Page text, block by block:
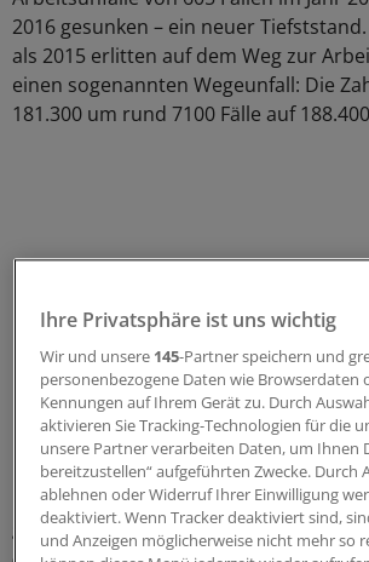
2016 gesunken – ein neuer
als 2015 erlitten auf dem Weg zur
einen sogenannten Wegeunfall: Die
181.300 um rund 7100 Fälle auf
Die Zahl der tödlichen Wegeunfälle sei
gesunken. Mit 316 seien es 37 weniger
Ihre Privatsphäre ist uns wichtig
Wir und unsere 145-Partner speichern und
personenbezogene Daten wie Browserdaten
Kennungen auf Ihrem Gerät zu. Durch
aktivieren Sie Tracking-Technologien für die
unsere Partner verarbeiten Daten, um Ihnen
bereitzustellen“ aufgeführten Zwecke. Durch
ablehnen oder Widerruf Ihrer Einwilligung
deaktiviert. Wenn Tracker deaktiviert sind,
und Anzeigen möglicherweise nicht mehr so